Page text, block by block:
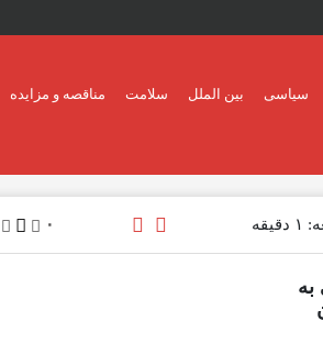
سیاسی بین الملل سلامت
مناقصه و مزایده
۰